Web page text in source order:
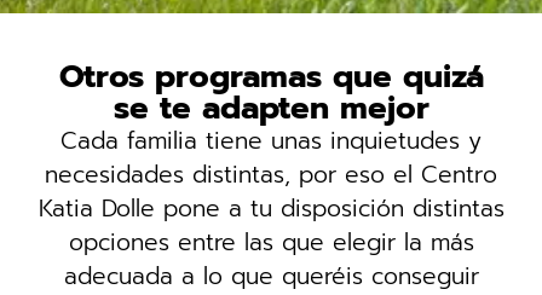
Otros programas que quizá
se te adapten mejor
Cada familia tiene unas inquietudes y
necesidades distintas, por eso el Centro
Katia Dolle pone a tu disposición distintas
opciones entre las que elegir la más
adecuada a lo que queréis conseguir